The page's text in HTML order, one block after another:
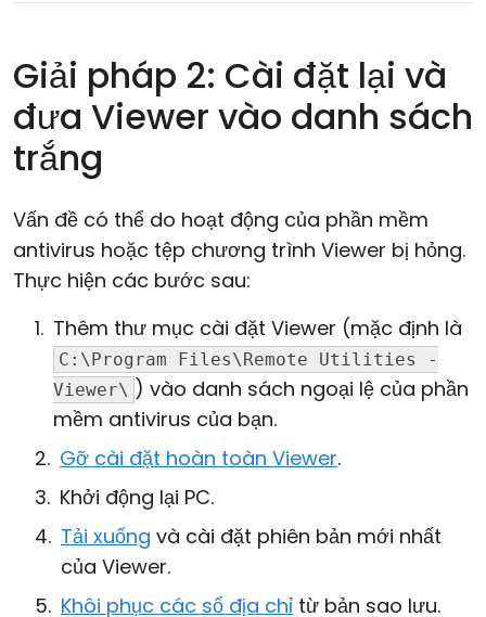
Giải pháp 2: Cài đặt lại và
đưa Viewer vào danh sách
trắng
Vấn đề có thể do hoạt động của phần mềm
antivirus hoặc tệp chương trình Viewer bị hỏng.
Thực hiện các bước sau:
Thêm thư mục cài đặt Viewer (mặc định là
C:\Program Files\Remote Utilities -
Viewer\ ) vào danh sách ngoại lệ của phần
mềm antivirus của bạn.
Gỡ cài đặt hoàn toàn Viewer.
Khởi động lại PC.
Tải xuống và cài đặt phiên bản mới nhất
của Viewer.
Khôi phục các sổ địa chỉ từ bản sao lưu.